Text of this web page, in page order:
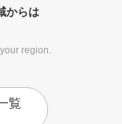
からは
region.
覧